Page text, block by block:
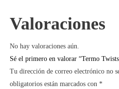
Valoraciones
No hay valoraciones aún.
Sé el primero en valorar “Termo
Tu dirección de correo electrónico no
obligatorios están marcados con *